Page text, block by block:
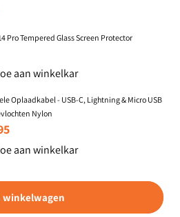
Pro Tempered Glass Screen Protector
aan winkelkar
Oplaadkabel - USB-C, Lightning & Micro USB
Nylon
aan winkelkar
winkelwagen